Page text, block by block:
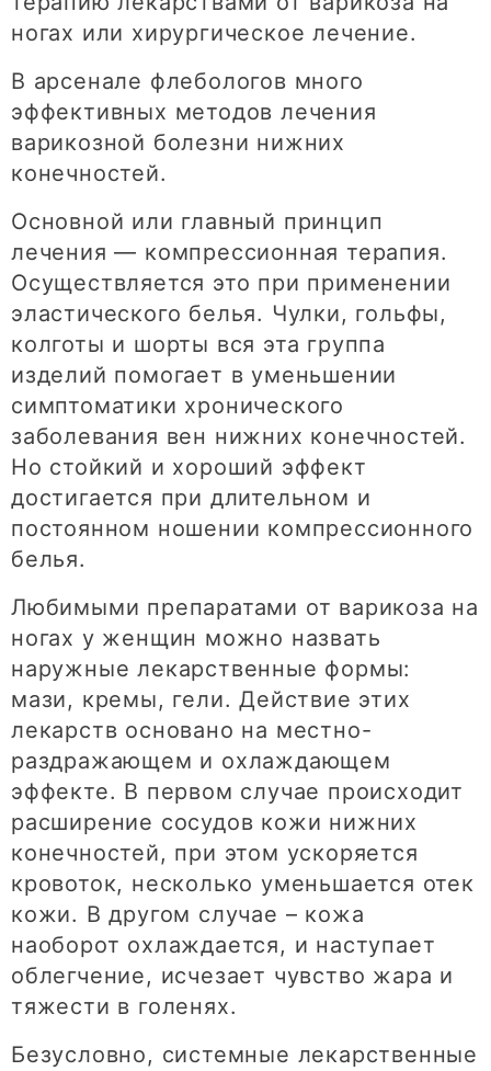
ногах или хирургическое лечение.
В арсенале флебологов много
эффективных методов лечения
варикозной болезни нижних
конечностей.
Основной или главный принцип
лечения — компрессионная терапия.
Осуществляется это при применении
эластического белья. Чулки, гольфы,
колготы и шорты вся эта группа
изделий помогает в уменьшении
симптоматики хронического
заболевания вен нижних конечностей.
Но стойкий и хороший эффект
достигается при длительном и
постоянном ношении компрессионного
белья.
Любимыми препаратами от варикоза на
ногах у женщин можно назвать
наружные лекарственные формы:
мази, кремы, гели. Действие этих
лекарств основано на местно-
раздражающем и охлаждающем
эффекте. В первом случае происходит
расширение сосудов кожи нижних
конечностей, при этом ускоряется
кровоток, несколько уменьшается отек
кожи. В другом случае – кожа
наоборот охлаждается, и наступает
облегчение, исчезает чувство жара и
тяжести в голенях.
Безусловно, системные лекарственные